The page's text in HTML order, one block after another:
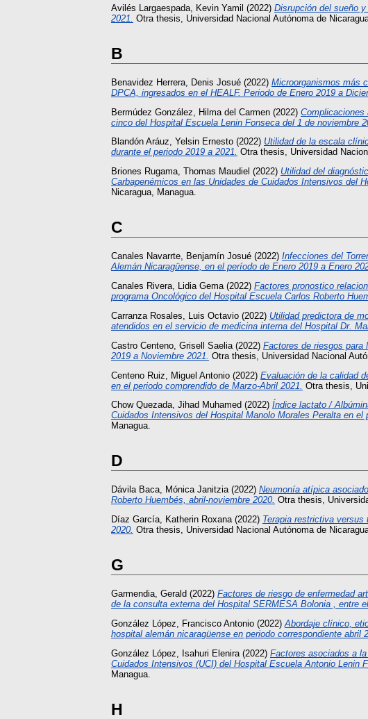
Avilés Largaespada, Kevin Yamil (2022) Disrupción del sueño
2021. Otra thesis, Universidad Nacional Autónoma de
B
Benavidez Herrera, Denis Josué (2022) Microorganismos más
DPCA, ingresados en el HEALF. Periodo de Enero 2019 a
Bermúdez González, Hilma del Carmen (2022) Complicaciones
cinco del Hospital Escuela Lenin Fonseca del 1 de noviembre
Blandón Aráuz, Yelsin Ernesto (2022) Utilidad de la escala
durante el periodo 2019 a 2021. Otra thesis, Universidad
Briones Rugama, Thomas Maudiel (2022) Utilidad del
Carbapenémicos en las Unidades de Cuidados Intensivos del
Nicaragua, Managua.
C
Canales Navarrte, Benjamín Josué (2022) Infecciones del
Alemán Nicaragüense, en el período de Enero 2019 a Enero
Canales Rivera, Lidia Gema(2022) Factores pronostico
programa Oncológico del Hospital Escuela Carlos Roberto
Carranza Rosales, Luis Octavio (2022) Utilidad predictora de
atendidos en el servicio de medicina interna del Hospital Dr.
Castro Centeno, Grisell Saelia (2022) Factores de riesgos para
2019 a Noviembre 2021. Otra thesis, Universidad Nacional
Centeno Ruiz, Miguel Antonio (2022) Evaluación de la calidad
en el periodo comprendido de Marzo-Abril 2021. Otra thesis,
Chow Quezada, Jihad Muhamed (2022) Índice lactato /
Cuidados Intensivos del Hospital Manolo Morales Peralta en el
Managua.
D
Dávila Baca, Mónica Janitzia(2022) Neumonía atípica
Roberto Huembés, abril-noviembre 2020. Otra thesis,
Díaz García, Katherin Roxana(2022) Terapia restrictiva versus
2020. Otra thesis, Universidad Nacional Autónoma de
G
Garmendia, Gerald (2022) Factores de riesgo de enfermedad
de la consulta externa del Hospital SERMESA Bolonia , entre
González López, Francisco Antonio (2022)Abordaje clínico,
hospital alemán nicaragüense en periodo correspondiente abril
González López, Isahuri Elenira (2022) Factores asociados a
Cuidados Intensivos (UCI) del Hospital Escuela Antonio Lenin
Managua.
H